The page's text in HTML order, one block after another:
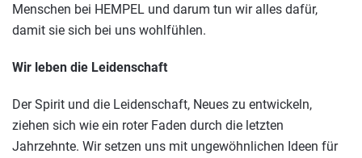
Menschen bei HEMPEL und darum tun wir alles dafür,
damit sie sich bei uns wohlfühlen.
Wir leben die Leidenschaft
Der Spirit und die Leidenschaft, Neues zu entwickeln,
ziehen sich wie ein roter Faden durch die letzten
Jahrzehnte. Wir setzen uns mit ungewöhnlichen Ideen für